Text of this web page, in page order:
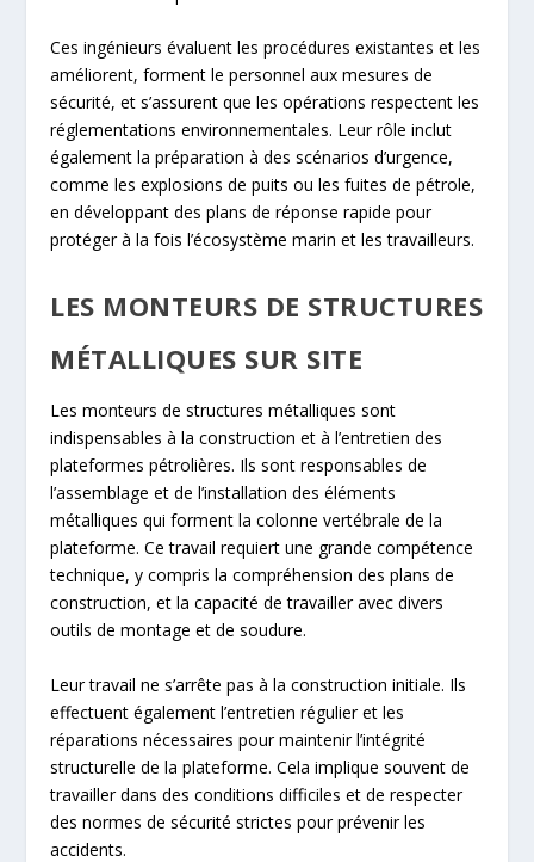
Ces ingénieurs évaluent les procédures existantes et les
améliorent, forment le personnel aux mesures de
sécurité, et s’assurent que les opérations respectent les
réglementations environnementales. Leur rôle inclut
également la préparation à des scénarios d’urgence,
comme les explosions de puits ou les fuites de pétrole,
en développant des plans de réponse rapide pour
protéger à la fois l’écosystème marin et les travailleurs.
LES MONTEURS DE STRUCTURES
MÉTALLIQUES SUR SITE
Les monteurs de structures métalliques sont
indispensables à la construction et à l’entretien des
plateformes pétrolières. Ils sont responsables de
l’assemblage et de l’installation des éléments
métalliques qui forment la colonne vertébrale de la
plateforme. Ce travail requiert une grande compétence
technique, y compris la compréhension des plans de
construction, et la capacité de travailler avec divers
outils de montage et de soudure.
Leur travail ne s’arrête pas à la construction initiale. Ils
effectuent également l’entretien régulier et les
réparations nécessaires pour maintenir l’intégrité
structurelle de la plateforme. Cela implique souvent de
travailler dans des conditions difficiles et de respecter
des normes de sécurité strictes pour prévenir les
accidents.